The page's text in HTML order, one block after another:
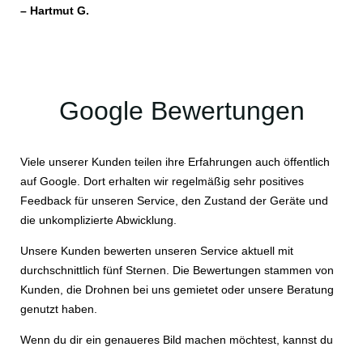
– Hartmut G.
Google Bewertungen
Viele unserer Kunden teilen ihre Erfahrungen auch öffentlich
auf Google. Dort erhalten wir regelmäßig sehr positives
Feedback für unseren Service, den Zustand der Geräte und
die unkomplizierte Abwicklung.
Unsere Kunden bewerten unseren Service aktuell mit
durchschnittlich fünf Sternen. Die Bewertungen stammen von
Kunden, die Drohnen bei uns gemietet oder unsere Beratung
genutzt haben.
Wenn du dir ein genaueres Bild machen möchtest, kannst du